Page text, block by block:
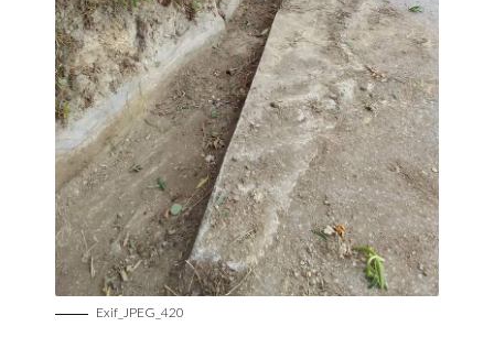
Exif_JPEG_420